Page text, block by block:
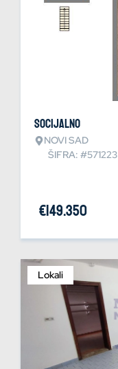
Socijalno
NOVI SAD
ŠIFRA: #571223
€149.350
Lokali